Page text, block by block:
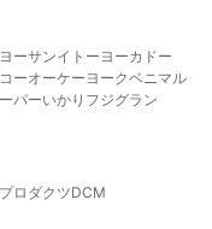
ーサンイトーヨーカドー
ーオーケー ヨークベニマル
パーいかり フジグラン
ロダクツDCM